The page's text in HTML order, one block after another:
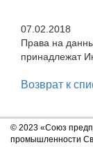
07.02.2018
Права на
принадлежат
Возврат к
© 2023 «Союз
промышленности